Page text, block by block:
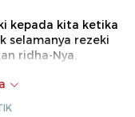
kepada kita ketika
selamanya rezeki
ridha-Nya.
di dunia dan
Adiwarman